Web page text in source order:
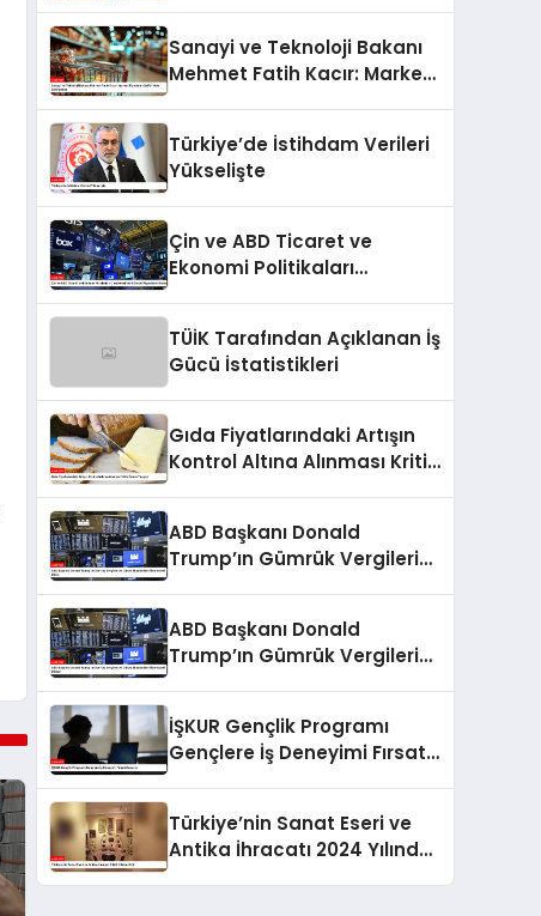
Sanayi ve Teknoloji Bakanı
Mehmet Fatih Kacır: Market
Türkiye’de İstihdam Verileri
Yükselişte
Çin ve ABD Ticaret ve
Ekonomi Politikaları
TÜİK Tarafından Açıklanan İş
Gücü İstatistikleri
Gıda Fiyatlarındaki Artışın
Kontrol Altına Alınması Kritik
ABD Başkanı Donald
Trump’ın Gümrük Vergileri
ABD Başkanı Donald
Trump’ın Gümrük Vergileri
İŞKUR Gençlik Programı
Gençlere İş Deneyimi Fırsatı
Türkiye’nin Sanat Eseri ve
Antika İhracatı 2024 Yılında